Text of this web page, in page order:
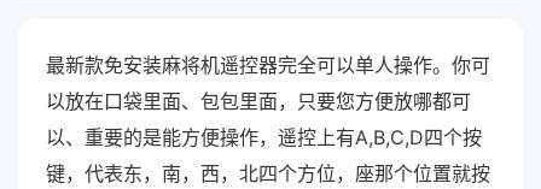
最新款免安装麻将机遥控器完全可以单人操作。你可
以放在口袋里面、包包里面，只要您方便放哪都可
以、重要的是能方便操作，遥控上有A,B,C,D四个按
键，代表东，南，西，北四个方位，座那个位置就按